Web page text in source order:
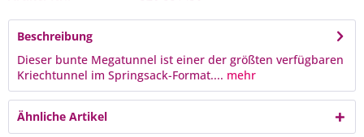
Beschreibung
Dieser bunte Megatunnel ist einer der größten verfügbaren
Kriechtunnel im Springsack-Format.... mehr
Ähnliche Artikel